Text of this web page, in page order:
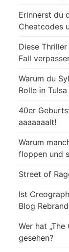
Erinnerst du
Cheatcodes
Diese
Fall
Warum du
Rolle in
40er
aaaaaaalt!
Warum
floppen und
Street of
Ist
Blog
Wer hat
gesehen?